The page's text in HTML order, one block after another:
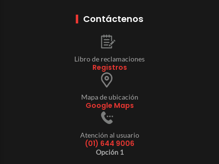
Contáctenos
Libro de reclamaciones
Registros
Mapa de ubicación
Google Maps
Atención al usuario
(01) 644 9006
Opción 1